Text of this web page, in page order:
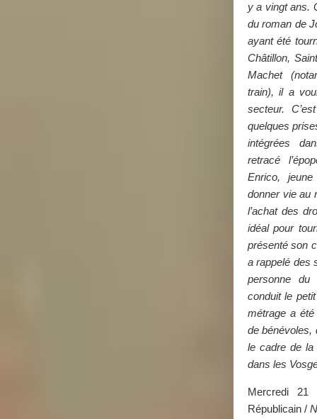
y a vingt ans.
du roman de
ayant été
Châtillon,
Machet
train), il a
secteur.
quelques
intégrées
retracé
Enrico,
donner vie au
l’achat des
idéal pour
présenté son
a rappelé des
personne
conduit le
métrage a
de bénévoles,
le cadre de
dans les
Mercredi 21
Républicain /